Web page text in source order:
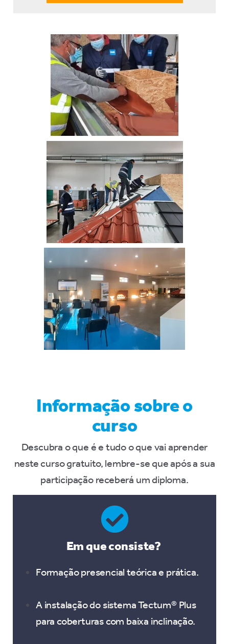
Informação sobre o
curso
Descubra o que é e tudo o que vai aprender
neste curso gratuito, lembre-se que após a sua
participação receberá um diploma.
Em que consiste?
Formação presencial teórica e prática.
A instalação do sistema Tectum® Plus
para coberturas com baixa inclinação.